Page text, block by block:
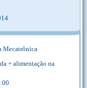
Mecatrônica
+ alimentação na